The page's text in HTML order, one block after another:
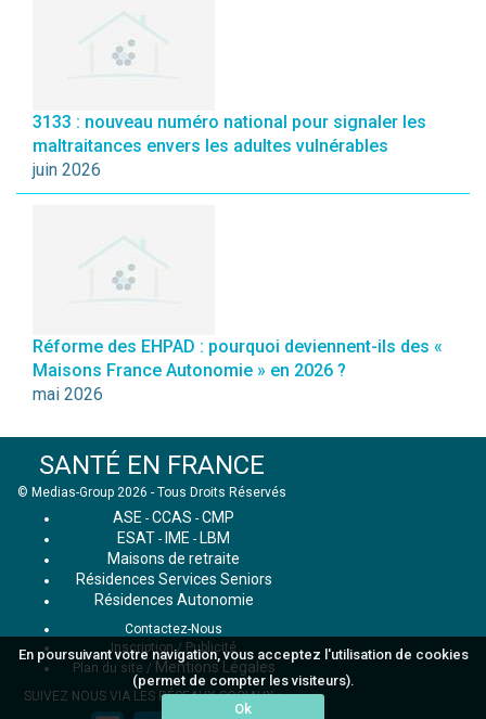
En poursuivant votre navigation, vous acceptez l'utilisation de cookies
(permet de compter les visiteurs).
Ok
3133 : nouveau numéro national pour signaler les
maltraitances envers les adultes vulnérables
juin 2026
Réforme des EHPAD : pourquoi deviennent-ils des «
Maisons France Autonomie » en 2026 ?
mai 2026
SANTÉ EN FRANCE
© Medias-Group 2026 - Tous Droits Réservés
ASE - CCAS - CMP
ESAT - IME - LBM
Maisons de retraite
Résidences Services Seniors
Résidences Autonomie
Contactez-Nous
Inscription / Publicité
Plan du site / Mentions Légales
SUIVEZ NOUS VIA LES RÉSEAUX SOCIAUX :